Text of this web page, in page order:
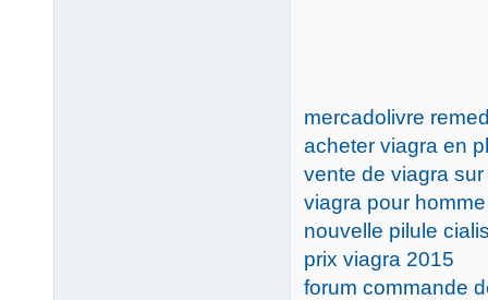
mercadolivre
acheter viagra en
vente de viagra sur
viagra pour
nouvelle pilule
prix viagra 2015
forum commande